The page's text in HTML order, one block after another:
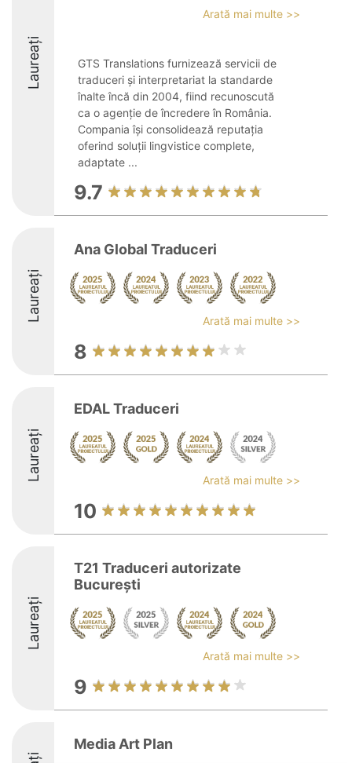
Laureați
Arată mai multe >>
GTS Translations furnizează servicii de
traduceri și interpretariat la standarde
înalte încă din 2004, fiind recunoscută
ca o agenție de încredere în România.
Compania își consolidează reputația
oferind soluții lingvistice complete,
adaptate ...
9.7
Laureați
Ana Global Traduceri
Arată mai multe >>
8
Laureați
EDAL Traduceri
Arată mai multe >>
10
Laureați
T21 Traduceri autorizate
București
Arată mai multe >>
9
Media Art Plan